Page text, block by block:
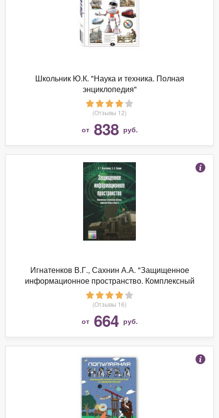
Школьник Ю.К. "Наука и техника. Полная
энциклопедия"
(Отзывы 12)
от 838 руб.
Игнатенков В.Г., Сахнин А.А. "Защищенное
информационное пространство. Комплексный
технический контроль радиоэлектронных средств.
Под редакцией доктора техн. наук А. А. Сахнина."
(Отзывы 16)
от 664 руб.